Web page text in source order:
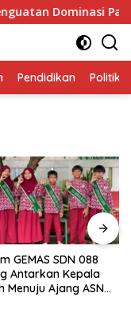
Dominasi Pasar di
Pendidikan Politik
GEMAS SDN 088
Antarkan Kepala
Menuju Ajang ASN